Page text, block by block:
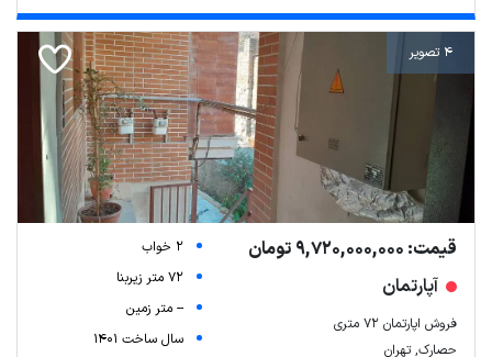
4 تصویر
قیمت: 9,720,000,000 تومان
آپارتمان
فروش اپارتمان ۷۲ متری
حصارک, تهران
2 خواب
72 متر زیربنا
-- متر زمین
سال ساخت 1401